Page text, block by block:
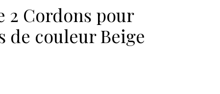
2 Cordons pour
de couleur Beige